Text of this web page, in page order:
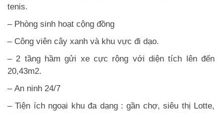
tenis.
– Phòng sinh hoạt cộng đồng
– Công viên cây xanh và khu vực đi dạo.
– 2 tầng hầm gửi xe cực rộng với diện tích lên đến
20,43m2.
– An ninh 24/7
– Tiện ích ngoại khu đa dạng : gần chợ, siêu thị Lotte,